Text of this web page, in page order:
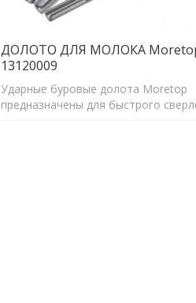
ДОЛОТО ДЛЯ МОЛОКА
13120009
Ударные буровые долота Moretop
предназначены для быстрого